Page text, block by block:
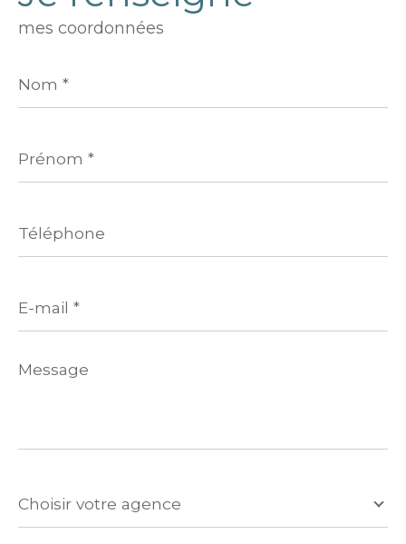
mes coordonnées
*
*
mail
*
Message
*
votre
agence
Choisir votre agence